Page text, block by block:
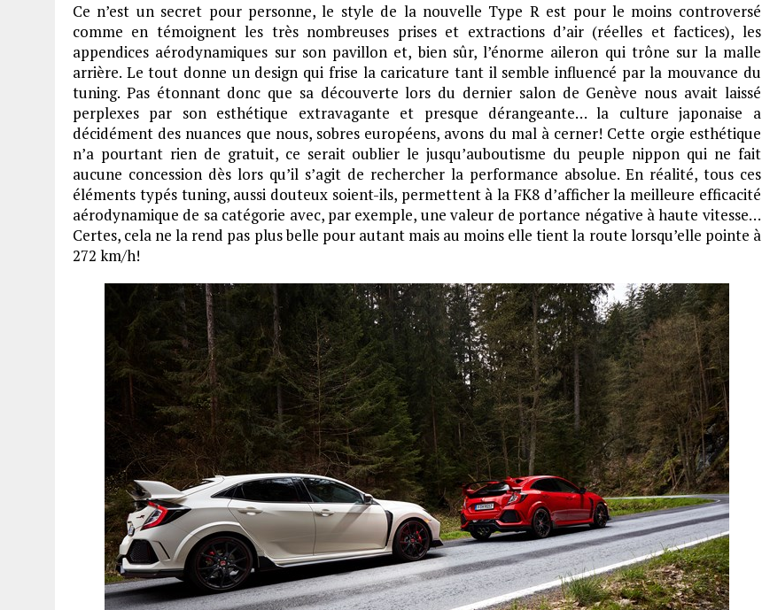
Ce n’est un secret pour personne, le style de la nouvelle Type R est pour le moins controversé
comme en témoignent les très nombreuses prises et extractions d’air (réelles et factices), les
appendices aérodynamiques sur son pavillon et, bien sûr, l’énorme aileron qui trône sur la malle
arrière. Le tout donne un design qui frise la caricature tant il semble influencé par la mouvance du
tuning. Pas étonnant donc que sa découverte lors du dernier salon de Genève nous avait laissé
perplexes par son esthétique extravagante et presque dérangeante… la culture japonaise a
décidément des nuances que nous, sobres européens, avons du mal à cerner! Cette orgie esthétique
n’a pourtant rien de gratuit, ce serait oublier le jusqu’auboutisme du peuple nippon qui ne fait
aucune concession dès lors qu’il s’agit de rechercher la performance absolue. En réalité, tous ces
éléments typés tuning, aussi douteux soient-ils, permettent à la FK8 d’afficher la meilleure efficacité
aérodynamique de sa catégorie avec, par exemple, une valeur de portance négative à haute vitesse…
Certes, cela ne la rend pas plus belle pour autant mais au moins elle tient la route lorsqu’elle pointe à
272 km/h!